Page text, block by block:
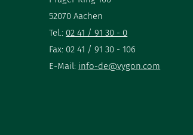
52070 Aachen
Tel.: 02 41 / 91 30 - 0
Fax: 02 41 / 91 30 - 106
E-Mail: info-de@vygon.com